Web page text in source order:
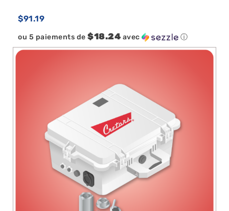
$91.19
ou 5 paiements de $18.24 avec ⓘ